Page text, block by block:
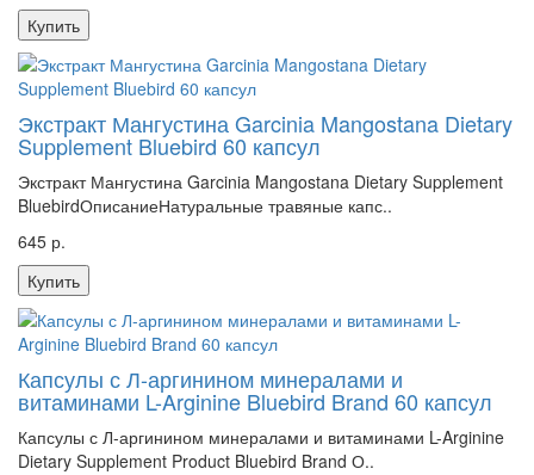
Купить
Экстракт Мангустина Garcinia Mangostana Dietary
Supplement Bluebird 60 капсул
Экстракт Мангустина Garcinia Mangostana Dietary Supplement
BluebirdОписаниеНатуральные травяные капс..
645 р.
Купить
Капсулы с Л-аргинином минералами и
витаминами L-Arginine Bluebird Brand 60 капсул
Капсулы с Л-аргинином минералами и витаминами L-Arginine
Dietary Supplement Product Bluebird Brand О..